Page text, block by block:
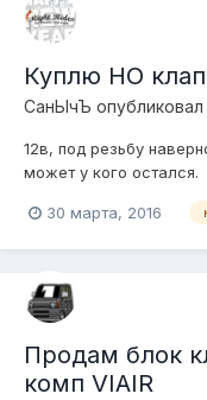
Куплю НО
СанЫчЪ
12в, под резьбу
может у кого остался.
30 марта, 2016
Продам блок
комп VIAIR